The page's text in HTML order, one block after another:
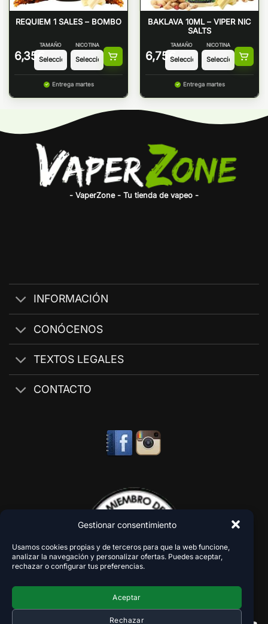
Gestionar consentimiento
Usamos cookies propias y de terceros para que la web funcione,
analizar la navegación y personalizar ofertas. Puedes aceptar,
rechazar o configurar tus preferencias.
Aceptar
Rechazar
REQUIEM 1 SALES – BOMBO
6,35 €
TAMAÑO NICOTINA
Entrega martes
BAKLAVA 10ML – VIPER NIC
SALTS
6,75 €
TAMAÑO NICOTINA
Entrega martes
- VaperZone - Tu tienda de vapeo -
INFORMACIÓN
CONÓCENOS
TEXTOS LEGALES
CONTACTO